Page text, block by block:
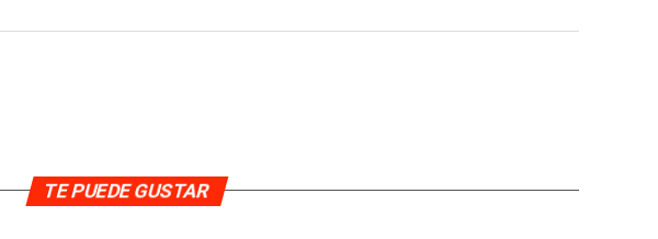
TE PUEDE GUSTAR